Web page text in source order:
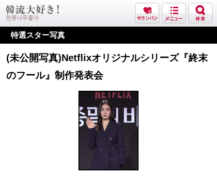
特選スター写真
(未公開写真)Netflixオリジナルシリーズ『終末
のフール』制作発表会